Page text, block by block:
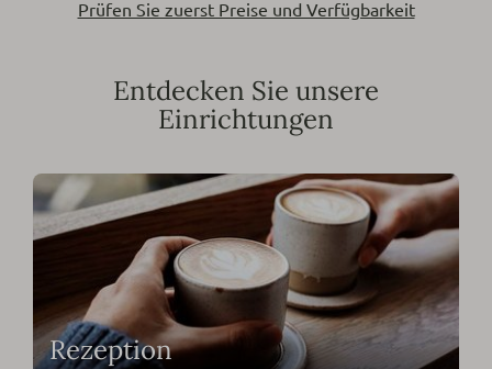
Prüfen Sie zuerst Preise und Verfügbarkeit
Entdecken Sie unsere
Einrichtungen
Rezeption